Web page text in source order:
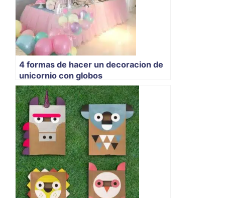
4 formas de hacer un decoracion de
unicornio con globos